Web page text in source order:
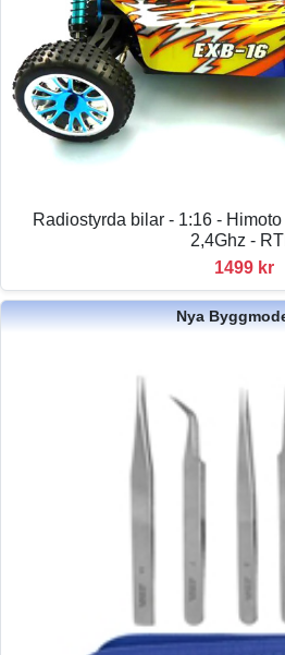
Radiostyrda bilar - 1:16 -
2,4Ghz -
1499 kr
Nya